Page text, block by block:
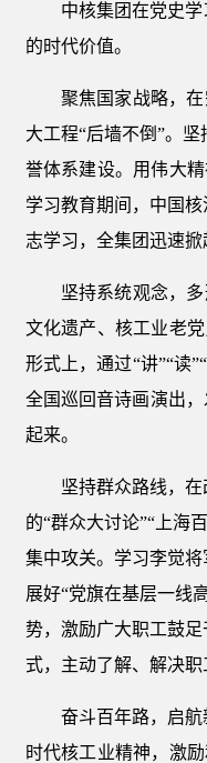
中核集团在党史
的时代价值。
聚焦国家战略，
大工程“后墙不倒”。
誉体系建设。用伟大
学习教育期间，中国
志学习，全集团迅速
坚持系统观念，
文化遗产、核工业老
形式上，通过“讲”“读
全国巡回音诗画演出
起来。
坚持群众路线，
的“群众大讨论”“上海
集中攻关。学习李觉
展好“党旗在基层一线
势，激励广大职工鼓
式，主动了解、解决职
奋斗百年路，启
时代核工业精神，激